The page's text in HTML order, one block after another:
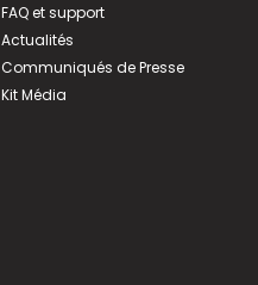
FAQ et support
Actualités
Communiqués de Presse
Kit Média